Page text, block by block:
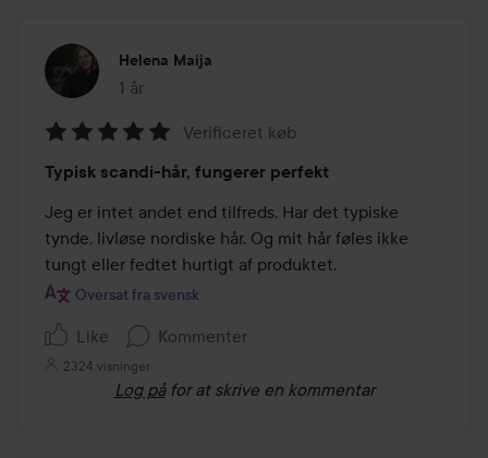
Helena Maija
1 år
Posten blev oprettet 1 år
5
ud
af
5
Verificeret køb
Typisk scandi-hår, fungerer perfekt
Jeg er intet andet end tilfreds. Har det typiske
tynde, livløse nordiske hår. Og mit hår føles ikke
tungt eller fedtet hurtigt af produktet.
Oversat fra svensk
Like Kommenter
2324 visninger
Log på for at skrive en kommentar